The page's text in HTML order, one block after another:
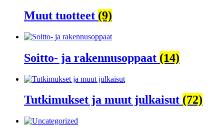
Muut tuotteet (9)
Soitto- ja rakennusoppaat (14)
Tutkimukset ja muut julkaisut (72)